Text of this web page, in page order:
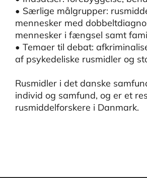
• Særlige målgrupper:
mennesker med
mennesker i fængsel samt
• Temaer til debat:
af psykedeliske rusmidler og
Rusmidler i det danske
individ og samfund, og er et
rusmiddelforskere i Danmark.